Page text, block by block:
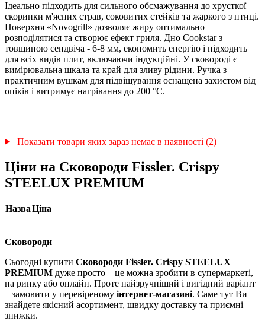
Ідеально підходить для сильного обсмажування до хрусткої
скоринки м'ясних страв, соковитих стейків та жаркого з птиці.
Поверхня «Novogrill» дозволяє жиру оптимально
розподілятися та створює ефект гриля. Дно Cookstar з
товщиною сендвіча - 6-8 мм, економить енергію і підходить
для всіх видів плит, включаючи індукційні. У сковороді є
вимірювальна шкала та край для зливу рідини. Ручка з
практичним вушкам для підвішування оснащена захистом від
опіків і витримує нагрівання до 200 °С.
Показати товари яких зараз немає в наявності (2)
Ціни на Сковороди Fissler. Сrispy
STEELUX PREMIUM
НазваЦіна
Сковороди
Сьогодні купити Сковороди Fissler. Сrispy STEELUX
PREMIUM дуже просто – це можна зробити в супермаркеті,
на ринку або онлайн. Проте найзручніший і вигідний варіант
– замовити у перевіреному інтернет-магазині. Саме тут Ви
знайдете якісний асортимент, швидку доставку та приємні
знижки.